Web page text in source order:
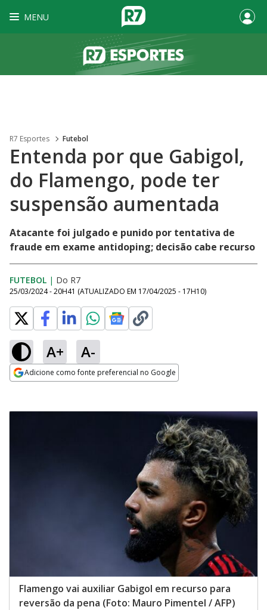
MENU
R7 Esportes Futebol
Entenda por que Gabigol,
do Flamengo, pode ter
suspensão aumentada
Atacante foi julgado e punido por tentativa de
fraude em exame antidoping; decisão cabe recurso
FUTEBOL | Do R7
25/03/2024 - 20H41 (ATUALIZADO EM 17/04/2025 - 17H10)
A+ A-
Adicione como fonte preferencial no Google
Flamengo vai auxiliar Gabigol em recurso para
reversão da pena (Foto: Mauro Pimentel / AFP)